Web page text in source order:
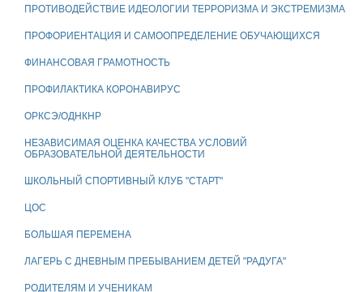
ПРОТИВОДЕЙСТВИЕ ИДЕОЛОГИИ ТЕРРОРИЗМА И ЭКСТРЕМИЗМА
ПРОФОРИЕНТАЦИЯ И САМООПРЕДЕЛЕНИЕ ОБУЧАЮЩИХСЯ
ФИНАНСОВАЯ ГРАМОТНОСТЬ
ПРОФИЛАКТИКА КОРОНАВИРУС
ОРКСЭ/ОДНКНР
НЕЗАВИСИМАЯ ОЦЕНКА КАЧЕСТВА УСЛОВИЙ
ОБРАЗОВАТЕЛЬНОЙ ДЕЯТЕЛЬНОСТИ
ШКОЛЬНЫЙ СПОРТИВНЫЙ КЛУБ "СТАРТ"
ЦОС
БОЛЬШАЯ ПЕРЕМЕНА
ЛАГЕРЬ С ДНЕВНЫМ ПРЕБЫВАНИЕМ ДЕТЕЙ "РАДУГА"
РОДИТЕЛЯМ И УЧЕНИКАМ